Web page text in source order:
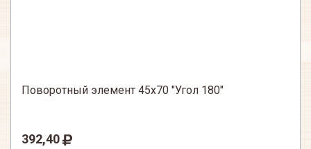
Поворотный элемент 45х70 "Угол 180"
392,40